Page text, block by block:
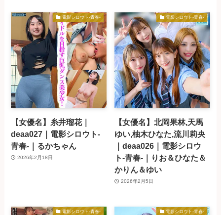
電影シロウト-青春-
【女優名】糸井瑠花｜
deaa027｜電影シロウト-
青春-｜るかちゃん
2026年2月18日
電影シロウト-青春-
【女優名】北岡果林,天馬
ゆい,柚木ひなた,流川莉央
｜deaa026｜電影シロウ
ト-青春-｜りお＆ひなた＆
かりん＆ゆい
2026年2月5日
電影シロウト-青春- 電影シロウト-青春-